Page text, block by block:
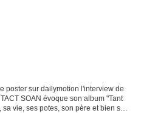
poster sur dailymotion l'interview de
SOAN évoque son album "Tant
vie, ses potes, son père et bien sûr